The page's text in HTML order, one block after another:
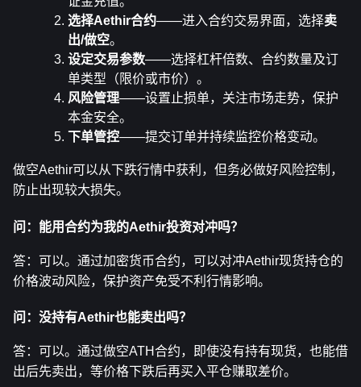
选择Aethir合约——进入合约交易界面，选择卖
出/做空。
设定交易参数——选择杠杆倍数、合约数量及订
单类型（限价或市价）。
风险管理——设置止损单，关注市场走势，保护
本金安全。
下单管控——提交订单并持续监控价格变动。
做空Aethir可以从下跌行情中获利，但务必做好风险控制，
防止出现较大损失。
问：能用合约为我的Aethir投资对冲吗？
答：可以。通过加密货币合约，可以对冲Aethir现货持仓的
价格波动风险，保护资产免受不利行情影响。
问：没持有Aethir也能卖出吗？
答：可以。通过做空ATH合约，即使没有持有现货，也能借
出后先卖出，等价格下跌后再买入平仓赚取差价。